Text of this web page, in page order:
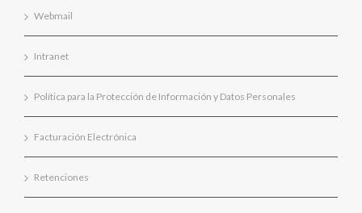
Webmail
Intranet
Política para la Protección de Información y Datos Personales
Facturación Electrónica
Retenciones